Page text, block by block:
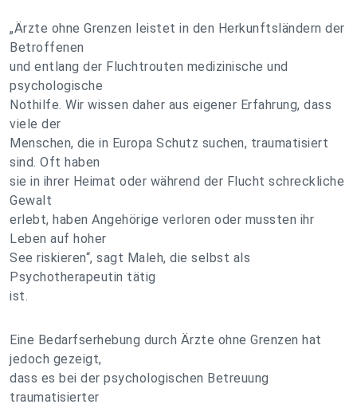
„Ärzte ohne Grenzen leistet in den Herkunftsländern der
Betroffenen
und entlang der Fluchtrouten medizinische und
psychologische
Nothilfe. Wir wissen daher aus eigener Erfahrung, dass
viele der
Menschen, die in Europa Schutz suchen, traumatisiert
sind. Oft haben
sie in ihrer Heimat oder während der Flucht schreckliche
Gewalt
erlebt, haben Angehörige verloren oder mussten ihr
Leben auf hoher
See riskieren“, sagt Maleh, die selbst als
Psychotherapeutin tätig
ist.
Eine Bedarfserhebung durch Ärzte ohne Grenzen hat
jedoch gezeigt,
dass es bei der psychologischen Betreuung
traumatisierter